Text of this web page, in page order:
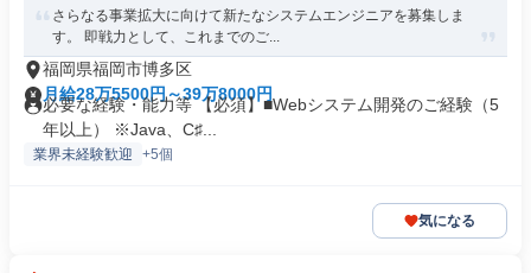
さらなる事業拡大に向けて新たなシステムエンジニアを募集しま
す。 即戦力として、これまでのご...
福岡県福岡市博多区
月給28万5500円～39万8000円
必要な経験・能力等 【必須】■Webシステム開発のご経験（5
年以上） ※Java、C♯...
業界未経験歓迎 +5個
気になる